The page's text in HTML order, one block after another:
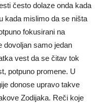
često dolaze onda kada
kada mislimo da se ništa
fokusirani na
dovoljan samo jedan
vest da se čitav tok
potpuno promene. U
donose upravo takve
Zodijaka. Reči koje